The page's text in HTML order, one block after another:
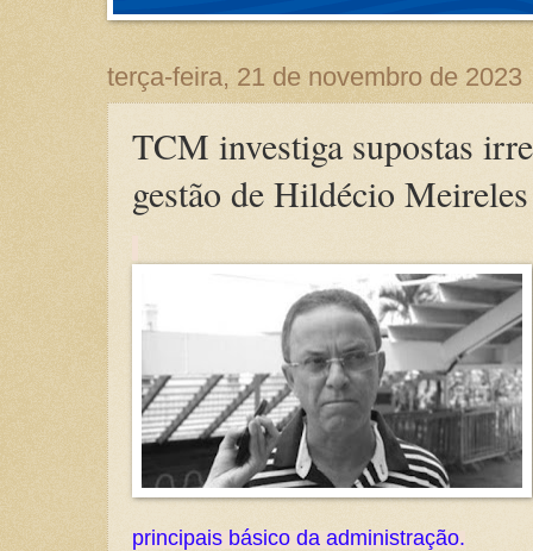
terça-feira, 21 de novembro de 2023
TCM investiga supostas
gestão de Hildécio
principais básico da administração.